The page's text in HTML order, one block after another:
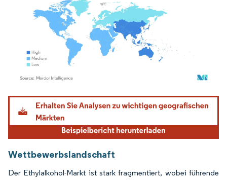
Bild © Mordor Intelligence. Wiederverwendung erfordert Namensnennung gemäß
Wettbewerbslandschaft
Der Ethylalkohol-Markt ist stark fragmentiert, wobei führende